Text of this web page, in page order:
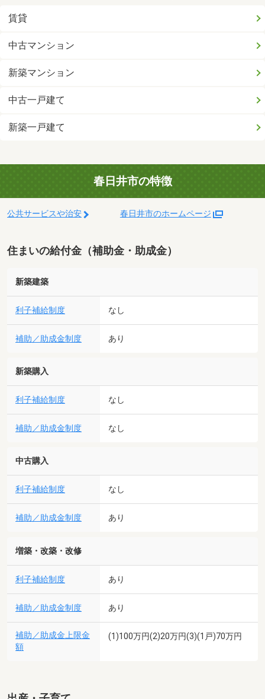
賃貸
中古マンション
新築マンション
中古一戸建て
新築一戸建て
春日井市の特徴
公共サービスや治安 春日井市のホームページ
住まいの給付金（補助金・助成金）
新築建築
利子補給制度 なし
補助／助成金制度 あり
新築購入
利子補給制度 なし
補助／助成金制度 なし
中古購入
利子補給制度 なし
補助／助成金制度 あり
増築・改築・改修
利子補給制度 あり
補助／助成金制度 あり
補助／助成金上限金
額
(1)100万円(2)20万円(3)(1戸)70万円